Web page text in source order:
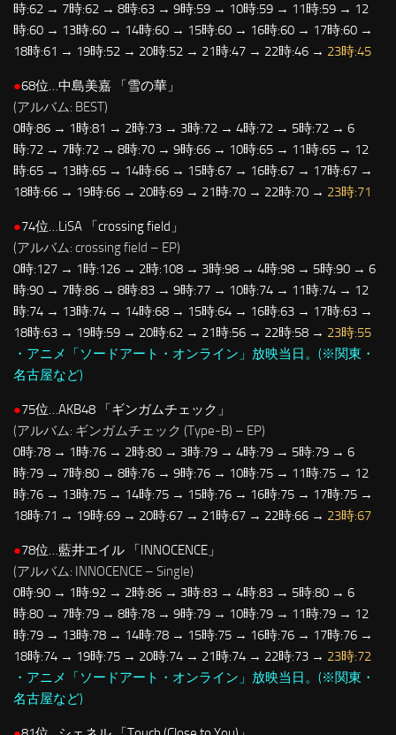
時:62 → 7時:62 → 8時:63 → 9時:59 → 10時:59 → 11時:59 → 12
時:60 → 13時:60 → 14時:60 → 15時:60 → 16時:60 → 17時:60 →
18時:61 → 19時:52 → 20時:52 → 21時:47 → 22時:46 → 23時:45
●68位…中島美嘉 「雪の華」
(アルバム: BEST)
0時:86 → 1時:81 → 2時:73 → 3時:72 → 4時:72 → 5時:72 → 6
時:72 → 7時:72 → 8時:70 → 9時:66 → 10時:65 → 11時:65 → 12
時:65 → 13時:65 → 14時:66 → 15時:67 → 16時:67 → 17時:67 →
18時:66 → 19時:66 → 20時:69 → 21時:70 → 22時:70 → 23時:71
●74位…LiSA 「crossing field」
(アルバム: crossing field – EP)
0時:127 → 1時:126 → 2時:108 → 3時:98 → 4時:98 → 5時:90 → 6
時:90 → 7時:86 → 8時:83 → 9時:77 → 10時:74 → 11時:74 → 12
時:74 → 13時:74 → 14時:68 → 15時:64 → 16時:63 → 17時:63 →
18時:63 → 19時:59 → 20時:62 → 21時:56 → 22時:58 → 23時:55
・アニメ「ソードアート・オンライン」放映当日。(※関東・
名古屋など)
●75位…AKB48 「ギンガムチェック」
(アルバム: ギンガムチェック (Type-B) – EP)
0時:78 → 1時:76 → 2時:80 → 3時:79 → 4時:79 → 5時:79 → 6
時:79 → 7時:80 → 8時:76 → 9時:76 → 10時:75 → 11時:75 → 12
時:76 → 13時:75 → 14時:75 → 15時:76 → 16時:75 → 17時:75 →
18時:71 → 19時:69 → 20時:67 → 21時:67 → 22時:66 → 23時:67
●78位…藍井エイル 「INNOCENCE」
(アルバム: INNOCENCE – Single)
0時:90 → 1時:92 → 2時:86 → 3時:83 → 4時:83 → 5時:80 → 6
時:80 → 7時:79 → 8時:78 → 9時:79 → 10時:79 → 11時:79 → 12
時:79 → 13時:78 → 14時:78 → 15時:75 → 16時:76 → 17時:76 →
18時:74 → 19時:75 → 20時:74 → 21時:74 → 22時:73 → 23時:72
・アニメ「ソードアート・オンライン」放映当日。(※関東・
名古屋など)